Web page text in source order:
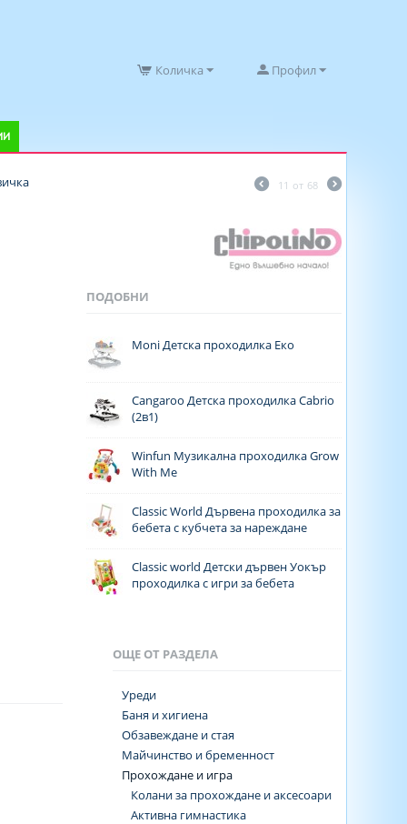
Профил
Количка
11 от 68
ПОДОБНИ
Moni Детска проходилка Еко
Cangaroo Детска проходилка Cabrio
(2в1)
Winfun Музикална проходилка Grow
With Me
Classic World Дървена проходилка за
бебета с кубчета за нареждане
Classic world Детски дървен Уокър
проходилка с игри за бебета
ОЩЕ ОТ РАЗДЕЛА
Уреди
Баня и хигиена
Обзавеждане и стая
Майчинство и бременност
Прохождане и игра
Колани за прохождане и аксесоари
Активна гимнастика